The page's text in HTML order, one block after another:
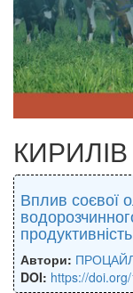
КИРИЛІВ
Вплив соєвої
Автори:
DOI: https://